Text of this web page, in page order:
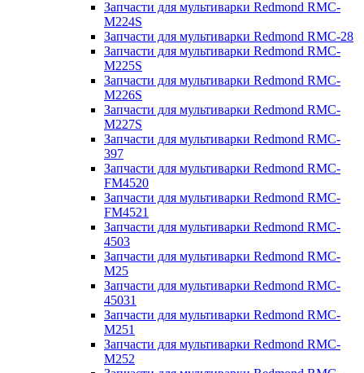
Запчасти для мультиварки Redmond RMC-
M224S
Запчасти для мультиварки Redmond RMC-28
Запчасти для мультиварки Redmond RMC-
M225S
Запчасти для мультиварки Redmond RMC-
M226S
Запчасти для мультиварки Redmond RMC-
M227S
Запчасти для мультиварки Redmond RMC-
397
Запчасти для мультиварки Redmond RMC-
FM4520
Запчасти для мультиварки Redmond RMC-
FM4521
Запчасти для мультиварки Redmond RMC-
4503
Запчасти для мультиварки Redmond RMC-
M25
Запчасти для мультиварки Redmond RMC-
45031
Запчасти для мультиварки Redmond RMC-
M251
Запчасти для мультиварки Redmond RMC-
M252